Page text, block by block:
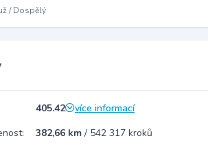
/ Dospělý
405.42
více informací
382,66 km / 542 317 kroků